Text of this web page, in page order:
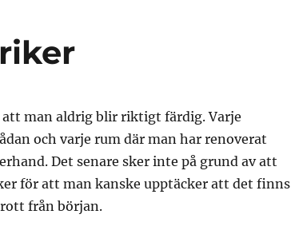
att man aldrig blir riktigt färdig. Varje
och varje rum där man har renoverat
Det senare sker inte på grund av att
för att man kanske upptäcker att det finns
från början.